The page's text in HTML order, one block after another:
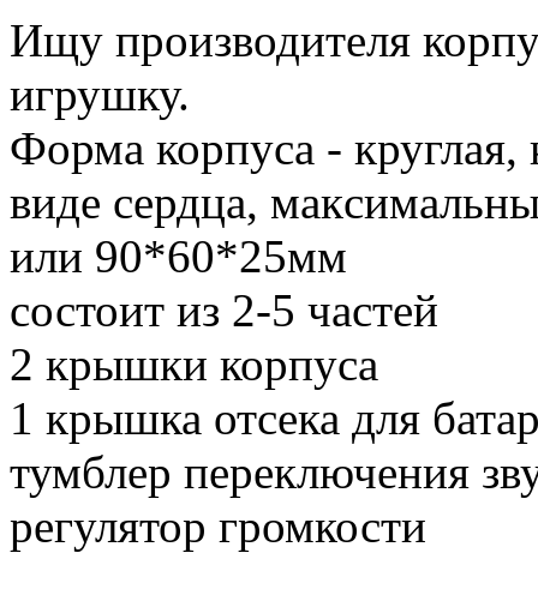
Ищу производителя
игрушку.
Форма корпуса - круглая,
виде сердца,
или 90*60*25мм
состоит из 2-5 частей
2 крышки корпуса
1 крышка отсека для
тумблер переключения
регулятор громкости